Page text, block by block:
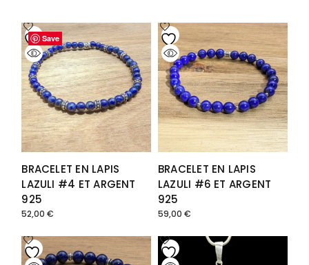
Save
BRACELET EN LAPIS
LAZULI #4 ET ARGENT
925
52,00€
Save
BRACELET EN LAPIS
LAZULI #6 ET ARGENT
925
59,00 €
Save
Save
Save
Save
Save
Save
Save